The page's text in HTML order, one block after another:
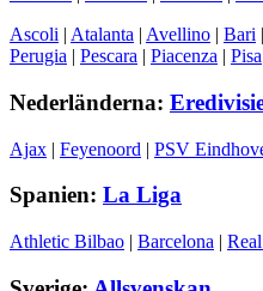
Ascoli | Atalanta | Avellino | Bari |
Perugia | Pescara | Piacenza | Pisa
Nederländerna:
Ajax | Feyenoord | PSV
Spanien: La Liga
Athletic Bilbao | Barcelona |